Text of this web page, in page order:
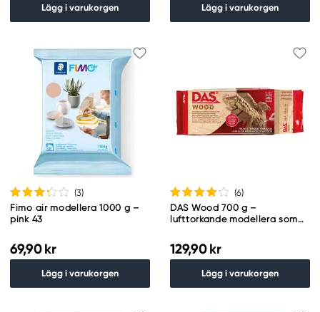
Lägg i varukorgen Lägg i varukorgen
(3)
Fimo air modellera 1000 g –
pink 43
69,90 kr
Lägg i varukorgen
(6)
DAS Wood 700 g –
lufttorkande modellera som
129,90 kr
Lägg i varukorgen